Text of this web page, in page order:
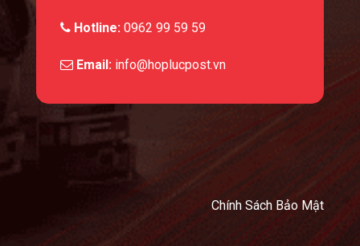
Hotline: 0962 99 59 59
Email: info@hoplucpost.vn
Chính Sách Bảo Mật